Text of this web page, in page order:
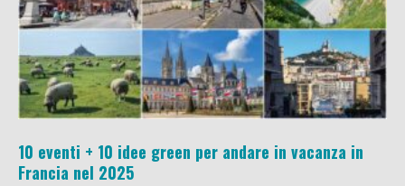
10 eventi + 10 idee green per andare in vacanza in
Francia nel 2025